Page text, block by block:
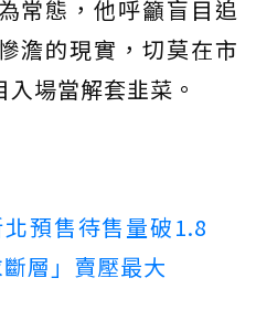
常態，他呼籲盲目追
澹的現實，切莫在市
場當解套韭菜。
預售待售量破1.8
層」賣壓最大